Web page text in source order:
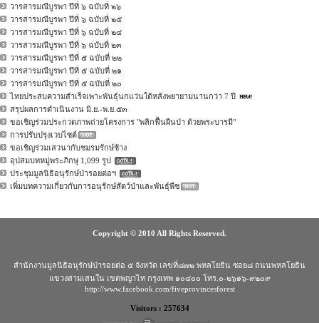
วารสารมณีบูรพา ปีที่ ๖ ฉบับที่ ๒๖
วารสารมณีบูรพา ปีที่ ๖ ฉบับที่ ๒๕
วารสารมณีบูรพา ปีที่ ๖ ฉบับที่ ๒๔
วารสารมณีบูรพา ปีที่ ๖ ฉบับที่ ๒๓
วารสารมณีบูรพา ปีที่ ๕ ฉบับที่ ๒๒
วารสารมณีบูรพา ปีที่ ๕ ฉบับที่ ๒๑
วารสารมณีบูรพา ปีที่ ๕ ฉบับที่ ๒๐
ไทยประสบความสำเร็จเพาะพันธุ์นกแว่นใต้หลังพยายามนานกว่า 7 ปี
สรุปผลการดำเนินงาน มิ.ย.-พ.ย.๕๓
ขอเชิญร่วมประกวดภาพถ่ายโครงการ "พลิกฟื้นผืนป่า ด้วยพระบารมี"
การปรับปรุงเวบไซต์
ขอเชิญร่วมเสวนากับชมรมรักษ์ช้าง
อุปสมบทหมู่พระภิกษุ 1,099 รูป
ประชุมมูลนิธิอนุรักษ์ป่ารอยต่อฯ
เพิ่มบทความเกี่ยวกับการอนุรักษ์สัตว์ป่าและพันธุ์พืช
Copyright © 2010 All Rights Reserved.
สำนักงานมูลนิธิอนุรักษ์ป่ารอยต่อ ๕ จังหวัด เลขที่๘๗๒ พหลโยธิน ซอย๘ ถนนพหลโยธิน
แขวงสามเสนใน เขตพญาไท กรุงเทพ ๑๐๔๐๐ โทร.๐-๒๖๑๖-๙๒๐๙
http://www.facebook.com/fiveprovincesforest
Visitors : 257634